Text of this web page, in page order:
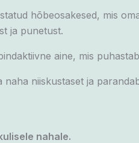
hõbeosakesed, mis
ja punetust.
aine, mis
naha niiskustaset ja
nahale.